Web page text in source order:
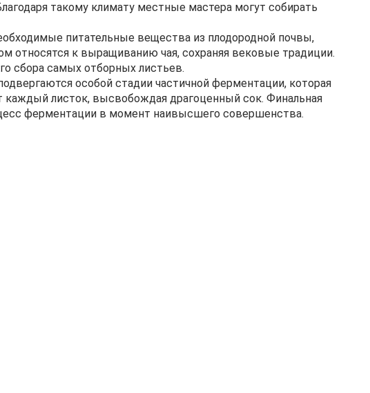
такому климату местные мастера могут собирать
питательные вещества из плодородной почвы,
к выращиванию чая, сохраняя вековые традиции.
сбора самых отборных листьев.
особой стадии частичной ферментации, которая
листок, высвобождая драгоценный сок. Финальная
ферментации в момент наивысшего совершенства.